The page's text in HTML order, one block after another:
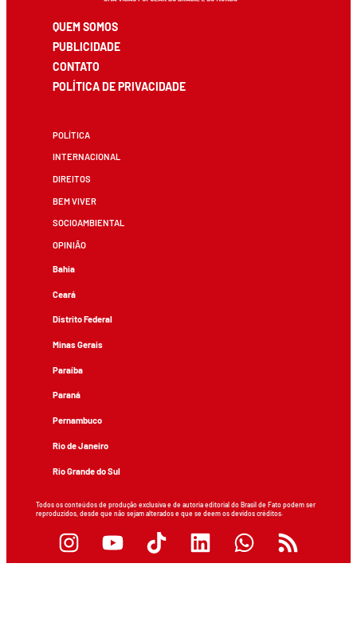
QUEM SOMOS
PUBLICIDADE
CONTATO
POLÍTICA DE PRIVACIDADE
POLÍTICA
INTERNACIONAL
DIREITOS
BEM VIVER
SOCIOAMBIENTAL
OPINIÃO
Bahia
Ceará
Distrito Federal
Minas Gerais
Paraíba
Paraná
Pernambuco
Rio de Janeiro
Rio Grande do Sul
Todos os conteúdos de produção exclusiva e de autoria editorial do Brasil de Fato podem ser
reproduzidos, desde que não sejam alterados e que se deem os devidos créditos.